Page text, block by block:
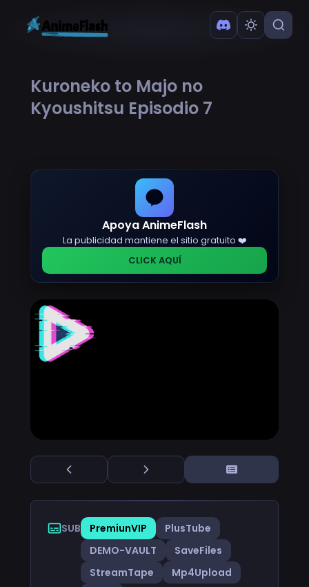
Kuroneko to Majo no
Kyoushitsu Episodio 7
Apoya AnimeFlash
La publicidad mantiene el sitio gratuito ❤️
CLICK AQUÍ
SUB PremiunVIP
PlusTube
DEMO-VAULT
SaveFiles
StreamTape
Mp4Upload